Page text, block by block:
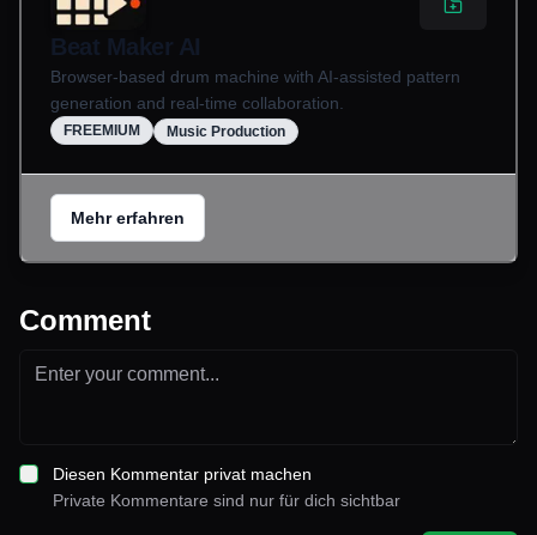
Beat Maker AI
Browser-based drum machine with AI-assisted pattern
generation and real-time collaboration.
FREEMIUM Music Production
Mehr erfahren
Comment
Diesen Kommentar privat machen
Private Kommentare sind nur für dich sichtbar